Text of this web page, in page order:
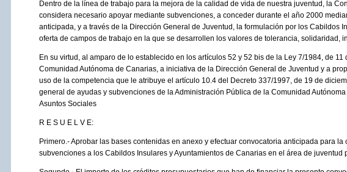
Dentro de la línea de trabajo para la mejora de la calidad de vida de nuestra juventud, la
considera necesario apoyar mediante subvenciones, a conceder durante el año 2000
anticipada, y a través de la Dirección General de Juventud, la formulación por los Cabildos
oferta de campos de trabajo en la que se desarrollen los valores de tolerancia, solidaridad,
En su virtud, al amparo de lo establecido en los artículos 52 y 52 bis de la Ley 7/1984, de
Comunidad Autónoma de Canarias, a iniciativa de la Dirección General de Juventud y a
uso de la competencia que le atribuye el artículo 10.4 del Decreto 337/1997, de 19 de
general de ayudas y subvenciones de la Administración Pública de la Comunidad
Asuntos Sociales
R E S U E L V E:
Primero.- Aprobar las bases contenidas en anexo y efectuar convocatoria anticipada para
subvenciones a los Cabildos Insulares y Ayuntamientos de Canarias en el área de